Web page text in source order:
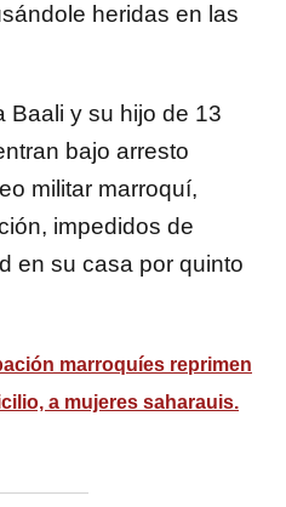
heridas en las
Baali y su hijo de 13
bajo arresto
militar marroquí,
impedidos de
en su casa por quinto
marroquíes reprimen
a mujeres saharauis.